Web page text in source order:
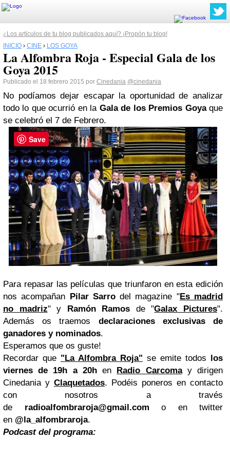
¿Los artículos de tu blog publicados aquí? ¡Propón tu blog!
INICIO › CINE › LOS GOYA
La Alfombra Roja - Especial Gala de los
Goya 2015
Publicado el 18 febrero 2015 por Cinedania @cinedania
No podíamos dejar escapar la oportunidad de analizar
todo lo que ocurrió en la Gala de los Premios Goyaque
se celebró el 7 de Febrero.
Para repasar las películas que triunfaron en esta edición
nos acompañan Pilar Sarrodel magazine "Es madrid
no madriz" y Ramón Ramos de "Galax Pictures".
Además os traemos declaraciones exclusivas de
ganadores y nominados.
Esperamos que os guste!
Recordar que "La Alfombra Roja" se emite todos los
viernes de 19h a 20hen Radio Carcomay dirigen
Cinedania y Claquetados. Podéis poneros en contacto
con nosotros a través
de radioalfombraroja@gmail.com o en twitter
en @la_alfombraroja.
Podcast del programa:
Save